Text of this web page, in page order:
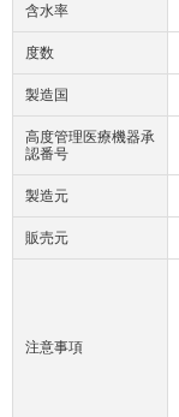
含水率
度数
製造国
高度管理医療機器承
認番号
製造元
販売元
注意事項